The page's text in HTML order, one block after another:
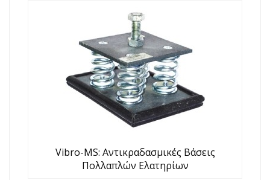
Vibro-MS: Αντικραδασμικές Βάσεις
Πολλαπλών Ελατηρίων